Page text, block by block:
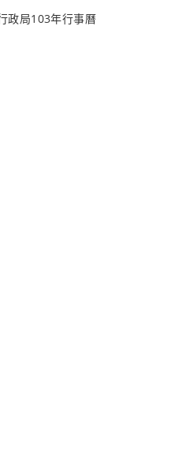
政局103年行事曆